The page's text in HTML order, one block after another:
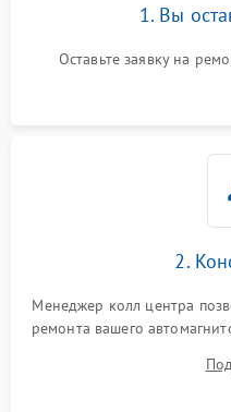
1. Вы
Оставьте заявку на
2.
Менеджер колл центра
ремонта вашего